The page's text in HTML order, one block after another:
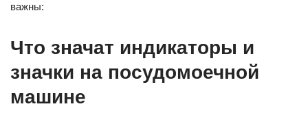
важны:
Что значат индикаторы и
значки на посудомоечной
машине